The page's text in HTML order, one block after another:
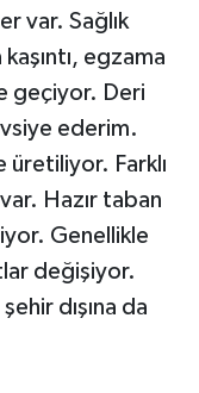
var. Sağlık
egzama
geçiyor. Deri
ederim.
üretiliyor. Farklı
Hazır taban
Genellikle
değişiyor.
dışına da